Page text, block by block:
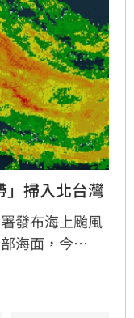
」掃入北台灣
發布海上颱風
海面，今
署針對12縣